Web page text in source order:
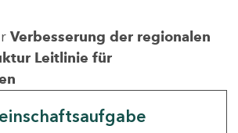
Verbesserung der regionalen
Leitlinie für